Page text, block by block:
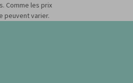
Comme les prix
peuvent varier.